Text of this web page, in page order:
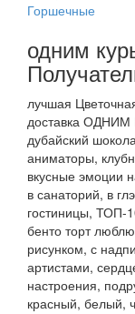
Горшечные
одним
лучшая
доставка ОДНИМ
дубайский
аниматоры,
вкусные эмоции
в санаторий, в
гостиницы, ТОП-
бенто торт
рисунком, с
артистами,
настроения,
красный, белый,